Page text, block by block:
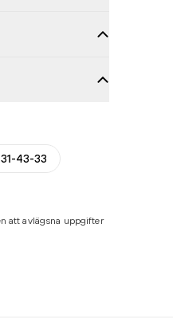
43-33
att avlägsna uppgifter